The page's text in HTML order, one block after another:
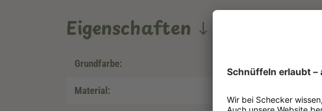
Eigenschaften
Grundfarbe:
Material: